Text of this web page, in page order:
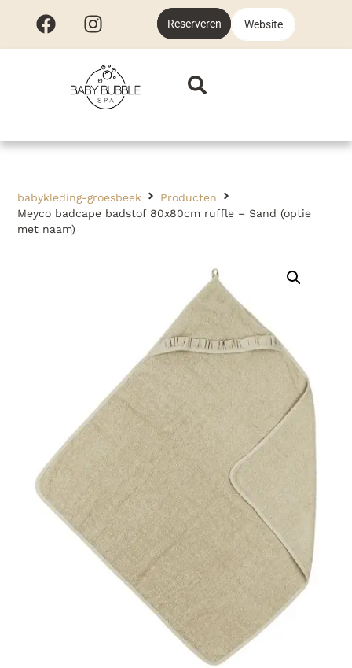
Reserveren Website
babykleding-groesbeek
Producten
Meyco badcape badstof 80x80cm ruffle – Sand (optie
met naam)